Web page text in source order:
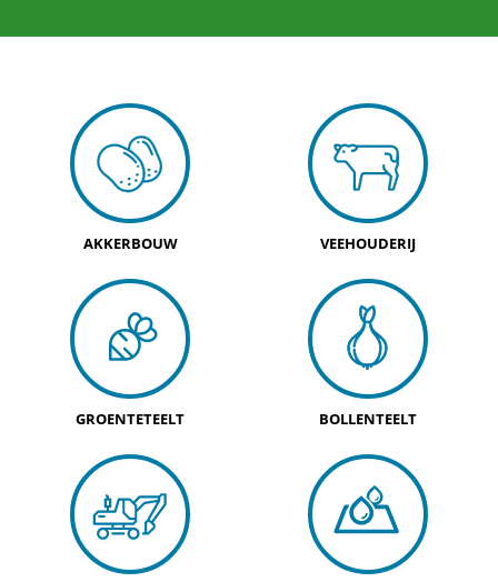
AKKERBOUW VEEHOUDERIJ
GROENTETEELT BOLLENTEELT